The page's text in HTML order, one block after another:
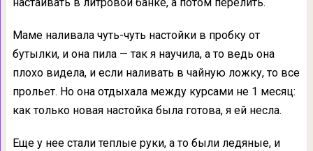
Маме наливала чуть-чуть настойки в пробку от
бутылки, и она пила — так я научила, а то ведь она
плохо видела, и если наливать в чайную ложку, то все
прольет. Но она отдыхала между курсами не 1 месяц:
как только новая настойка была готова, я ей несла.
Еще у нее стали теплые руки, а то были ледяные, и